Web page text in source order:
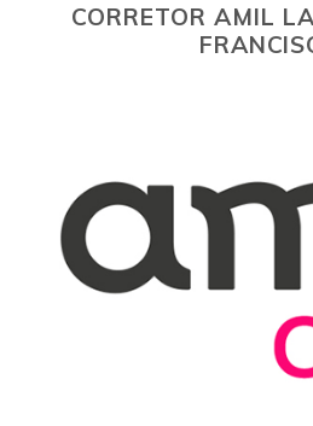
CORRETOR AMIL